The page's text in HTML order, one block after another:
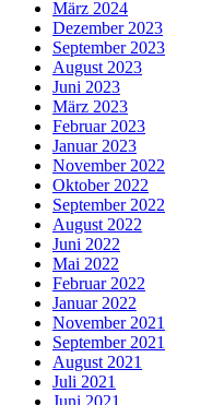
März 2024
Dezember 2023
September 2023
August 2023
Juni 2023
März 2023
Februar 2023
Januar 2023
November 2022
Oktober 2022
September 2022
August 2022
Juni 2022
Mai 2022
Februar 2022
Januar 2022
November 2021
September 2021
August 2021
Juli 2021
Juni 2021